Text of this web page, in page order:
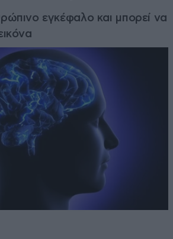
εγκέφαλο και μπορεί να